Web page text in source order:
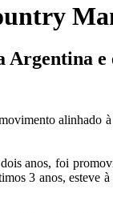
Argentina
alinhado
anos, foi
3 anos, esteve